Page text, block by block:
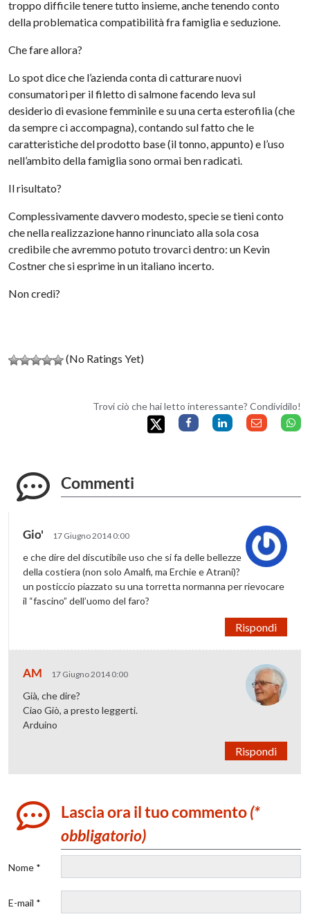
troppo difficile tenere tutto insieme, anche tenendo conto
della problematica compatibilità fra famiglia e seduzione.
Che fare allora?
Lo spot dice che l’azienda conta di catturare nuovi
consumatori per il filetto di salmone facendo leva sul
desiderio di evasione femminile e su una certa esterofilia (che
da sempre ci accompagna), contando sul fatto che le
caratteristiche del prodotto base (il tonno, appunto) e l’uso
nell’ambito della famiglia sono ormai ben radicati.
Il risultato?
Complessivamente davvero modesto, specie se tieni conto
che nella realizzazione hanno rinunciato alla sola cosa
credibile che avremmo potuto trovarci dentro: un Kevin
Costner che si esprime in un italiano incerto.
Non credi?
(No Ratings Yet)
Trovi ciò che hai letto interessante? Condividilo!
Commenti
Gio' 17 Giugno 2014 0:00
e che dire del discutibile uso che si fa delle bellezze
della costiera (non solo Amalfi, ma Erchie e Atrani)?
un posticcio piazzato su una torretta normanna per rievocare
il “fascino” dell’uomo del faro?
Rispondi
AM 17 Giugno 2014 0:00
Già, che dire?
Ciao Giò, a presto leggerti.
Arduino
Rispondi
Lascia ora il tuo commento(*
obbligatorio)
Nome *
E-mail *